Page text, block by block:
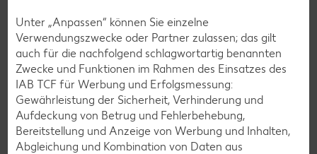
Reis
Unter „Anpassen“ können Sie einzelne
Verwendungszwecke oder Partner zulassen; das gilt
auch für die nachfolgend schlagwortartig benannten
Zwecke und Funktionen im Rahmen des Einsatzes des
IAB TCF für Werbung und Erfolgsmessung:
Gewährleistung der Sicherheit, Verhinderung und
Aufdeckung von Betrug und Fehlerbehebung,
Bereitstellung und Anzeige von Werbung und Inhalten,
Abgleichung und Kombination von Daten aus